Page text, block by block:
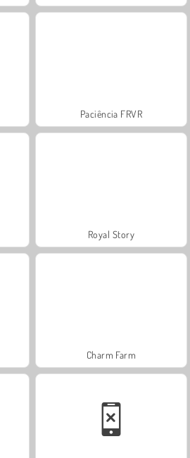
Paciência FRVR
Royal Story
Charm Farm